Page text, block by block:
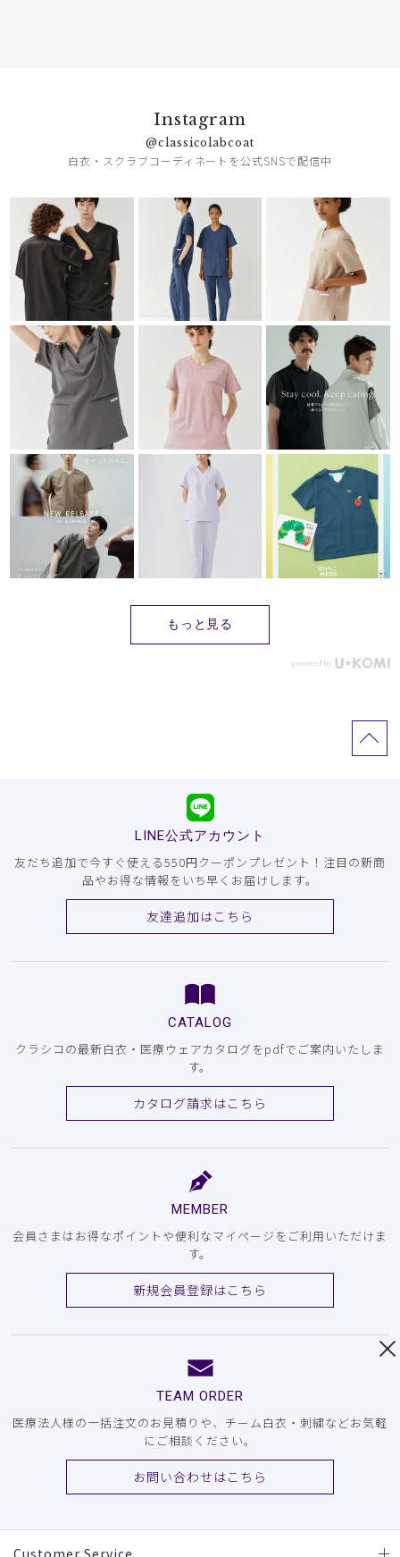
Instagram
@classicolabcoat
白衣・スクラブコーディネートを公式SNSで配信中
もっと見る
LINE公式アカウント
友だち追加で今すぐ使える550円クーポンプレゼント！注目の新商
品やお得な情報をいち早くお届けします。
友達追加はこちら
CATALOG
クラシコの最新白衣・医療ウェアカタログをpdfでご案内いたしま
す。
カタログ請求はこちら
MEMBER
会員さまはお得なポイントや便利なマイページをご利用いただけま
す。
新規会員登録はこちら
TEAM ORDER
医療法人様の一括注文のお見積りや、チーム白衣・刺繍などお気軽
にご相談ください。
お問い合わせはこちら
Customer Service